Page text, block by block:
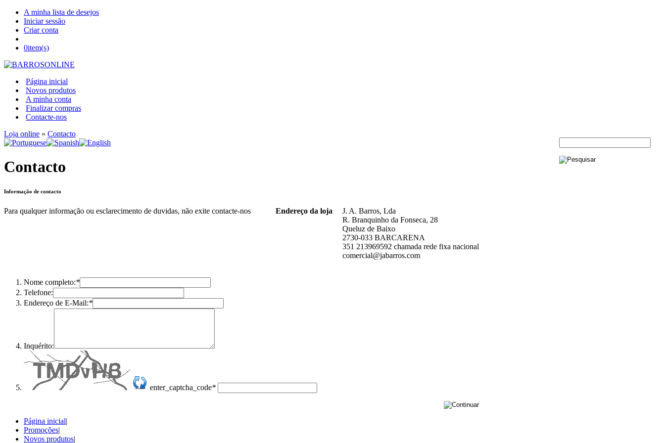
A minha lista de desejos
Iniciar sessão
Criar conta
0item(s)
Página inicial
Novos produtos
A minha conta
Finalizar compras
Contacte-nos
Loja online » Contacto
Contacto
Informação de contacto
J. A. Barros, Lda
R. Branquinho da Fonseca, 28
Queluz de Baixo
2730-033 BARCARENA
351 213969592 chamada rede fixa nacional
comercial@jabarros.com
Endereço da loja
Para qualquer informação ou esclarecimento de duvidas, não exite contacte-nos
Nome completo:*
Telefone:
Endereço de E-Mail:*
Inquérito:
enter_captcha_code*
Página inicial|
Promoções|
Novos produtos|